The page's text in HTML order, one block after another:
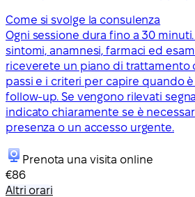
Come si svolge la consulenza
Ogni sessione dura fino a 30
sintomi, anamnesi, farmaci ed
riceverete un piano di trattamento
passi e i criteri per capire quando
follow-up. Se vengono rilevati
indicato chiaramente se è
presenza o un accesso urgente.
Prenota una visita online
€86
Altri orari